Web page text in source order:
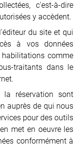
c'est-à-dire
y accèdent.
du site et qui
à vos données
comme
traitants dans le
la réservation sont
auprès de qui nous
pour des outils
met en oeuvre les
conformément à